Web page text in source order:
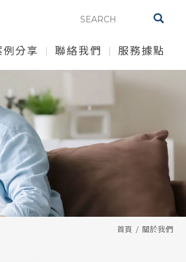
例分享 聯絡我們 服務據點
首頁 關於我們